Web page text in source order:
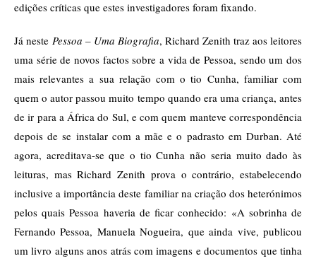
edições críticas que estes investigadores foram fixando.
Já neste Pessoa – Uma Biografia, Richard Zenith traz aos leitores
uma série de novos factos sobre a vida de Pessoa, sendo um dos
mais relevantes a sua relação com o tio Cunha, familiar com
quem o autor passou muito tempo quando era uma criança, antes
de ir para a África do Sul, e com quem manteve correspondência
depois de se instalar com a mãe e o padrasto em Durban. Até
agora, acreditava-se que o tio Cunha não seria muito dado às
leituras, mas Richard Zenith prova o contrário, estabelecendo
inclusive a importância deste familiar na criação dos heterónimos
pelos quais Pessoa haveria de ficar conhecido: «A sobrinha de
Fernando Pessoa, Manuela Nogueira, que ainda vive, publicou
um livro alguns anos atrás com imagens e documentos que tinha